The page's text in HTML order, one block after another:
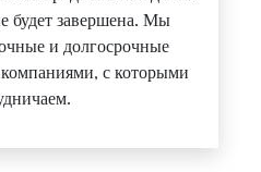
будет завершена. Мы
и долгосрочные
с которыми